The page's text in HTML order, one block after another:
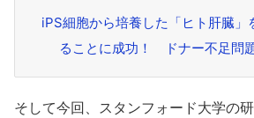
iPS細胞から培養した「ヒト肝臓」
ることに成功！ ドナー不足問
そして今回、スタンフォード大学の